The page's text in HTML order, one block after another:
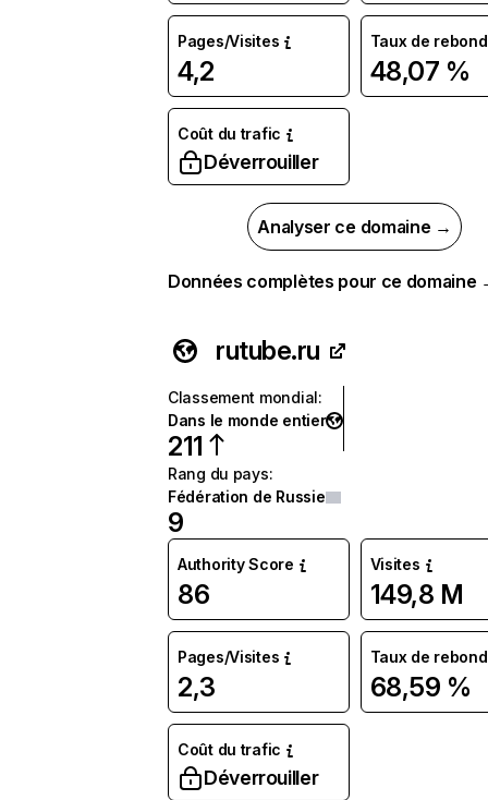
Pages/Visites
4,2
Taux de rebond
48,07 %
Coût du trafic
Déverrouiller
Analyser ce domaine →
Données complètes pour ce domaine
rutube.ru
Classement mondial:
Dans le monde entier
211
Rang du pays:
Fédération de Russie
9
Authority Score
86
Visites
149,8 M
Pages/Visites
2,3
Taux de rebond
68,59 %
Coût du trafic
Déverrouiller